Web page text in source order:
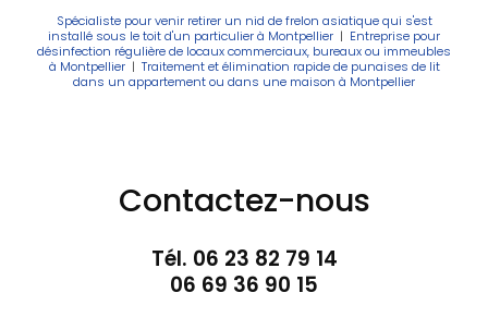
Spécialiste pour venir retirer un nid de frelon asiatique qui s'est
installé sous le toit d'un particulier à Montpellier | Entreprise pour
désinfection régulière de locaux commerciaux, bureaux ou immeubles
à Montpellier| Traitement et élimination rapide de punaises de lit
dans un appartement ou dans une maison à Montpellier
Contactez-nous
Tél. 06 23 82 79 14
06 69 36 90 15